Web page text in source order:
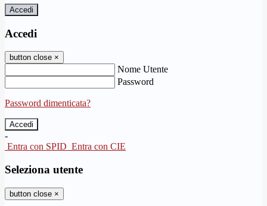
Accedi
Accedi
button close ×
Nome Utente
Password
Password dimenticata?
-
Entra con SPID Entra con CIE
Seleziona utente
button close ×